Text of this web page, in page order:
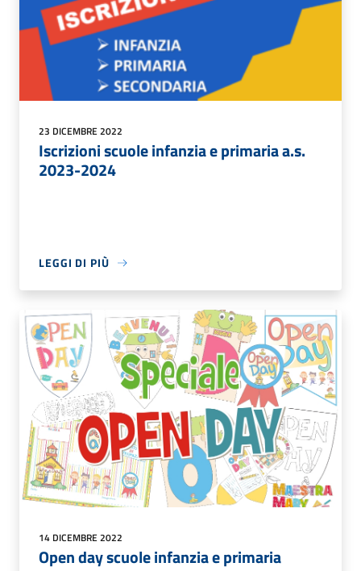
23 DICEMBRE 2022
Iscrizioni scuole infanzia e primaria a.s.
2023-2024
LEGGI DI PIÙ
14 DICEMBRE 2022
Open day scuole infanzia e primaria